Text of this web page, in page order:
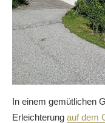
In einem gemütlichen
Erleichterung auf dem